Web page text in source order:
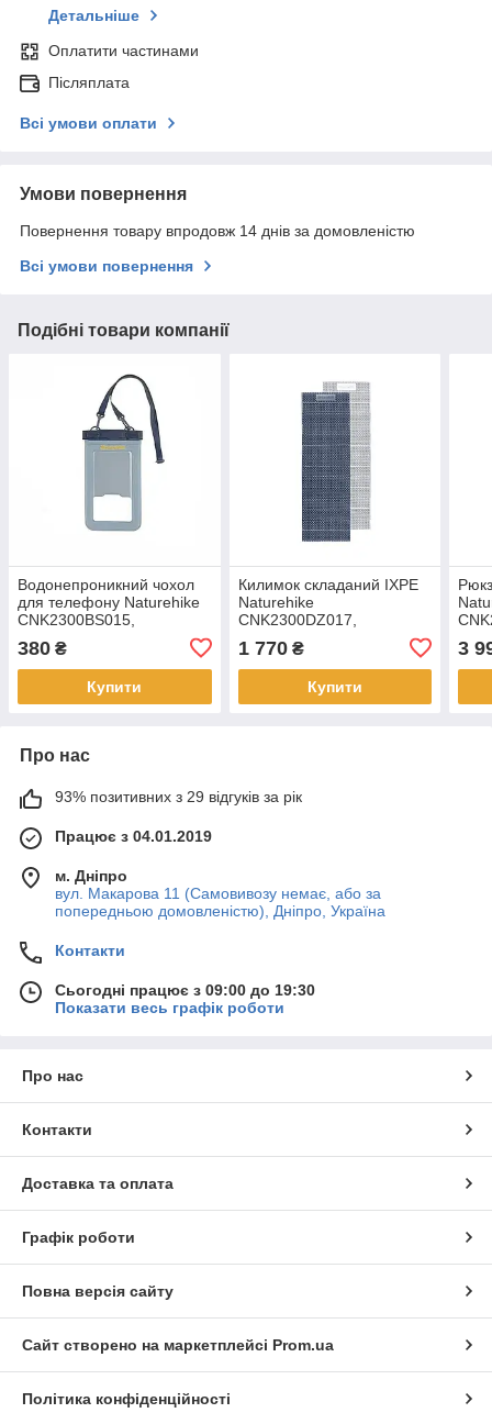
Детальніше
Оплатити частинами
Післяплата
Всі умови оплати
Умови повернення
Повернення товару впродовж 14 днів за домовленістю
Всі умови повернення
Подібні товари компанії
Водонепроникний чохол
для телефону Naturehike
CNK2300BS015,
380 ₴
Купити
Килимок складаний IXPE
Naturehike
CNK2300DZ017,
200x65х2 см, темно-
блакитний
1 770₴
Купити
3
Про нас
93% позитивних з 29 відгуків за рік
Працює з 04.01.2019
м. Дніпро
вул. Макарова 11 (Самовивозу немає, або за
попередньою домовленістю), Дніпро, Україна
Контакти
Сьогодні працює з 09:00 до 19:30
Показати весь графік роботи
Про нас
Контакти
Доставка та оплата
Графік роботи
Повна версія сайту
Сайт створено на маркетплейсі Prom.ua
Політика конфіденційності